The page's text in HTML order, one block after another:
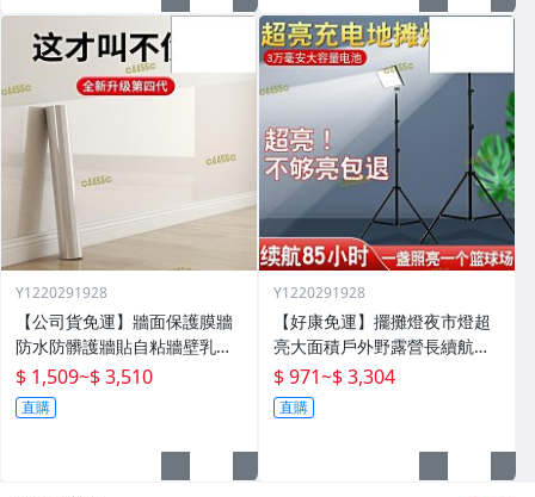
Y1220291928
【公司貨免運】牆面保護膜牆
防水防髒護牆貼自粘牆壁乳膠
漆白牆防踢透明貼紙
$ 1,509~$ 3,510
直購
Y1220291928
【好康免運】擺攤燈夜市燈超
亮大面積戶外野露營長續航應
急家用地攤充電照明燈
$ 971~$ 3,304
直購